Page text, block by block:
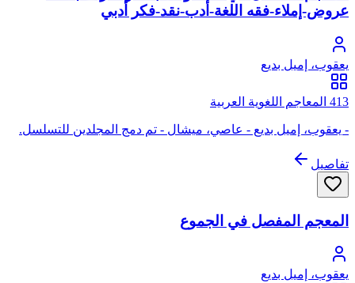
عروض-إملاء-فقه اللغة-أدب-نقد-فكر أدبي
يعقوب، إميل بديع
413 المعاجم اللغوية العربية
- يعقوب، إميل بديع - عاصي، ميشال - تم دمج المجلدين للتسلسل.
تفاصيل
المعجم المفصل في الجموع
يعقوب، إميل بديع